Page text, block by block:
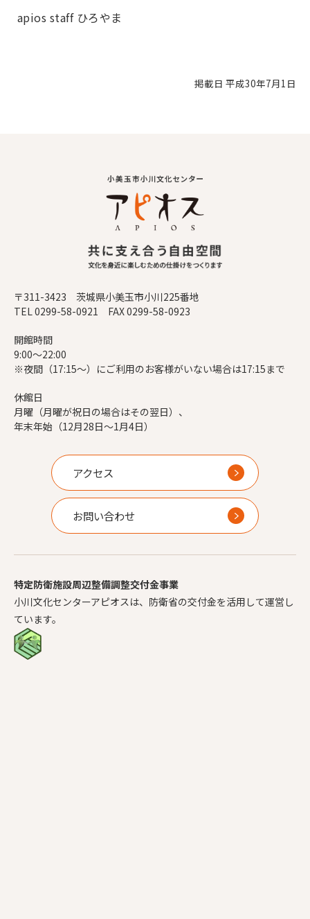
apios staff ひろやま
掲載日 平成30年7月1日
〒311-3423 茨城県小美玉市小川225番地
TEL 0299-58-0921 FAX 0299-58-0923
開館時間
9:00～22:00
※夜間（17:15～）にご利用のお客様がいない場合は17:15まで
休館日
月曜（月曜が祝日の場合はその翌日）、
年末年始（12月28日～1月4日）
アクセス
お問い合わせ
特定防衛施設周辺整備調整交付金事業
小川文化センターアピオスは、防衛省の交付金を活用して運営し
ています。